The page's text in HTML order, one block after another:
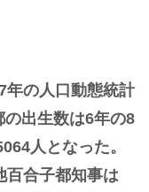
年の人口動態統計
の出生数は6年の8
人となった。
百合子都知事は